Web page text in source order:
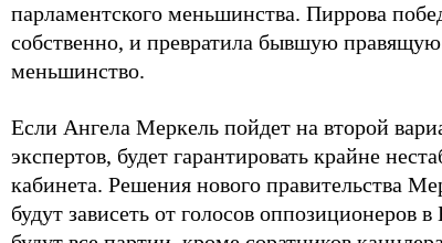
парламентского меньшинства. Пиррова
собственно, и превратила бывшую
меньшинство.
Если Ангела Меркель пойдет на второй
экспертов, будет гарантировать крайне
кабинета. Решения нового правительства
будут зависеть от голосов оппозиционеров